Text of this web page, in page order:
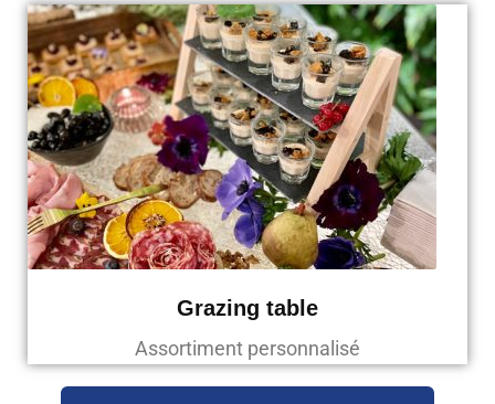
Grazing table
Assortiment personnalisé